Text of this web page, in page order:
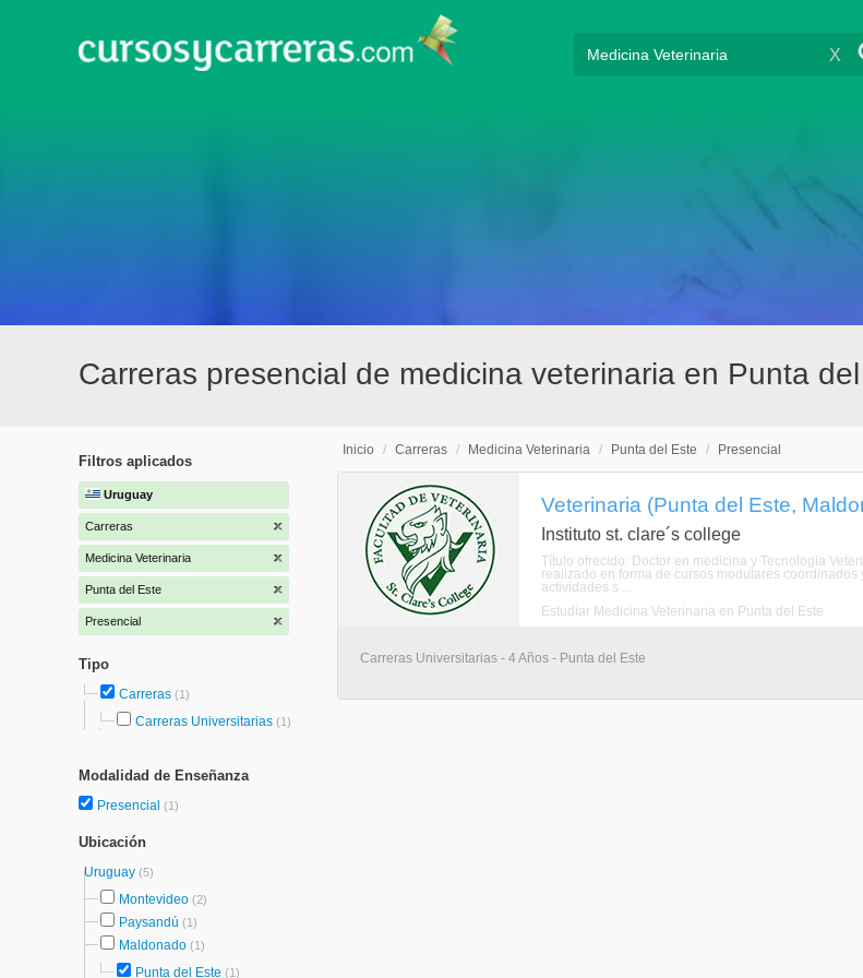
X
Carreras presencial de medicina veterinaria en Punta
Filtros aplicados
Uruguay
Carreras
Medicina Veterinaria
Punta del Este
Presencial
Tipo
Carreras (1)
Carreras Universitarias (1)
Modalidad de Enseñanza
Presencial (1)
Ubicación
Uruguay (5)
Montevideo (2)
Paysandú (1)
Maldonado (1)
Punta del Este (1)
Inicio / Carreras / Medicina Veterinaria / Punta del Este / Presencial
Veterinaria (Punta del Este,
Instituto st. clare´s college
Título ofrecido: Doctor en medicina y Tecnologia
realizado en forma de cursos modulares
actividades s ...
Estudiar Medicina Veterinaria en Punta del Este
Carreras Universitarias - 4 Años - Punta del Este